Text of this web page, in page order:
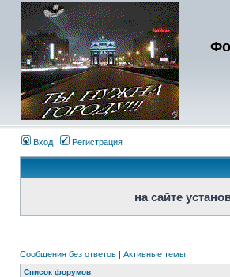
Вход Регистрация
на сайте
Сообщения без ответов | Активные темы
Список форумов